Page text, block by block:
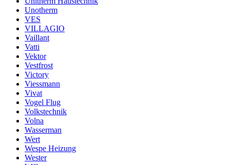
Unotherm
VES
VILLAGIO
Vaillant
Vatti
Vektor
Vestfrost
Victory
Viessmann
Vivat
Vogel Flug
Volkstechnik
Volna
Wasserman
Wert
Wespe Heizung
Wester